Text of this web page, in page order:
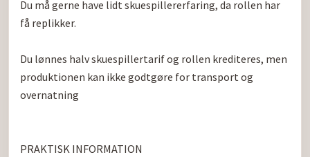
Du må gerne have lidt skuespillererfaring, da rollen har
få replikker.
Du lønnes halv skuespillertarif og rollen krediteres, men
produktionen kan ikke godtgøre for transport og
overnatning
PRAKTISK INFORMATION